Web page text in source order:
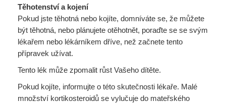
Těhotenství a kojení
Pokud jste těhotná nebo kojíte, domníváte se, že můžete
být těhotná, nebo plánujete otěhotnět, poraďte se se svým
lékařem nebo lékárníkem dříve, než začnete tento
přípravek užívat.
Tento lék může zpomalit růst Vašeho dítěte.
Pokud kojíte, informujte o této skutečnosti lékaře. Malé
množství kortikosteroidů se vylučuje do mateřského